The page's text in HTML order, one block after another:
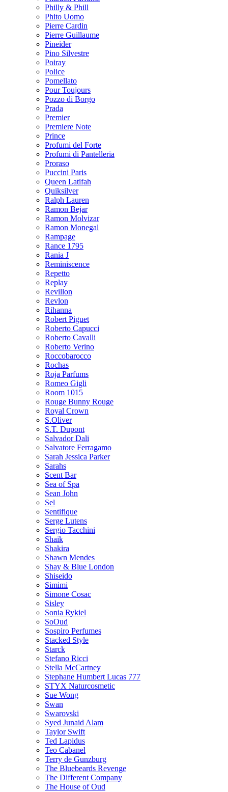
Philly & Phill
Phito Uomo
Pierre Cardin
Pierre Guillaume
Pineider
Pino Silvestre
Poiray
Police
Pomellato
Pour Toujours
Pozzo di Borgo
Prada
Premier
Premiere Note
Prince
Profumi del Forte
Profumi di Pantelleria
Proraso
Puccini Paris
Queen Latifah
Quiksilver
Ralph Lauren
Ramon Bejar
Ramon Molvizar
Ramon Monegal
Rampage
Rance 1795
Rania J
Reminiscence
Repetto
Replay
Revillon
Revlon
Rihanna
Robert Piguet
Roberto Capucci
Roberto Cavalli
Roberto Verino
Roccobarocco
Rochas
Roja Parfums
Romeo Gigli
Room 1015
Rouge Bunny Rouge
Royal Crown
S.Oliver
S.T. Dupont
Salvador Dali
Salvatore Ferragamo
Sarah Jessica Parker
Sarahs
Scent Bar
Sea of Spa
Sean John
Sel
Sentifique
Serge Lutens
Sergio Tacchini
Shaik
Shakira
Shawn Mendes
Shay & Blue London
Shiseido
Simimi
Simone Cosac
Sisley
Sonia Rykiel
SoOud
Sospiro Perfumes
Stacked Style
Starck
Stefano Ricci
Stella McCartney
Stephane Humbert Lucas 777
STYX Naturсosmetic
Sue Wong
Swan
Swarovski
Syed Junaid Alam
Taylor Swift
Ted Lapidus
Teo Cabanel
Terry de Gunzburg
The Bluebeards Revenge
The Different Company
The House of Oud